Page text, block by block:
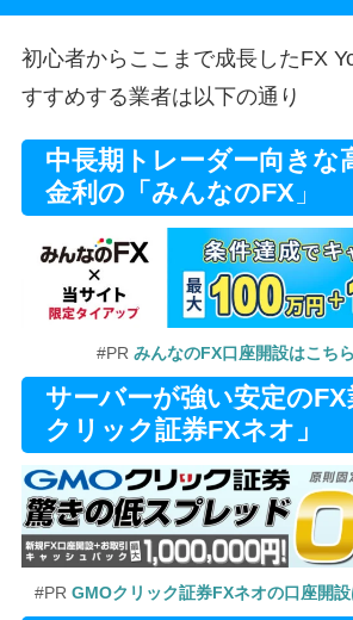
初心者からここまで成長したFX
すすめする業者は以下の通り
中長期トレーダー向きな
金利の「みんなのFX」
#PR みんなのFX口座開設はこち
サーバーが強い安定の
クリック証券FXネオ」
#PR GMOクリック証券FXネオの口座開